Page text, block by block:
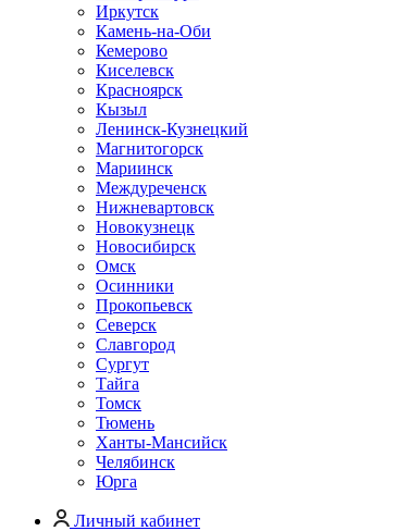
Иркутск
Камень-на-Оби
Кемерово
Киселевск
Красноярск
Кызыл
Ленинск-Кузнецкий
Магнитогорск
Мариинск
Междуреченск
Нижневартовск
Новокузнецк
Новосибирск
Омск
Осинники
Прокопьевск
Северск
Славгород
Сургут
Тайга
Томск
Тюмень
Ханты-Мансийск
Челябинск
Юрга
Личный кабинет